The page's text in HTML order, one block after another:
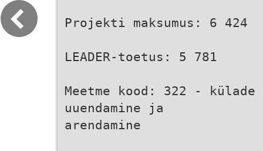
Projekti maksumus: 6 424
LEADER-toetus: 5 781
Meetme kood: 322 - külade
uuendamine ja
arendamine